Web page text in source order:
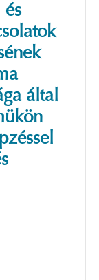
és
által